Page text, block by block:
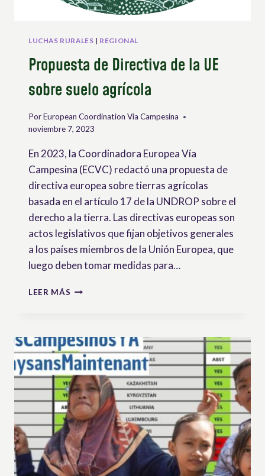
LUCHAS RURALES | REGIONAL
Propuesta de Directiva de la UE
sobre suelo agrícola
PorEuropean Coordination Via Campesina
noviembre 7, 2023
En 2023, la Coordinadora Europea Vía
Campesina (ECVC) redactó una propuesta de
directiva europea sobre tierras agrícolas
basada en el artículo 17 de la UNDROP sobre el
derecho a la tierra. Las directivas europeas son
actos legislativos que fijan objetivos generales
a los países miembros de la Unión Europea, que
luego deben tomar medidas para…
LEER MÁS PROPUESTA
LA
UE
SOBRE
SUELO
AGRÍCOLA